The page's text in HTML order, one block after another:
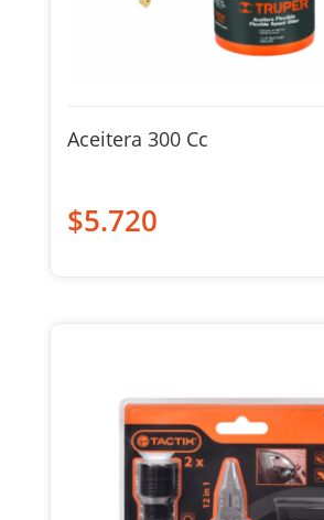
Aceitera 300 Cc
$5.720